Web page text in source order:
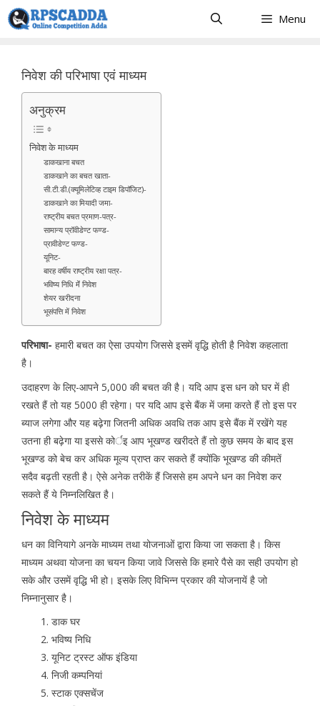
Skip
to
Menu
निवेश की परिभाषा एवं माध्यम
अनुक्रम
निवेश के माध्यम
डाकखाना बचत
डाकखाने का बचत खाता-
सी.टी.डी.(क्यूमिलेटिव्ह टाइम डिपॉजिट)-
डाकखाने का मियादी जमा-
राष्ट्रीय बचत प्रमाण-पत्र-
सामान्य प्रॉवीडेण्ट फण्ड-
प्रावीडेण्ट फण्ड-
यूनिट-
बारह वर्षीय राष्ट्रीय रक्षा पत्र-
भविष्य निधि मेंं निवेश
शेयर खरीदना
भूसंपत्ति में निवेश
परिभाषा- हमारी बचत का ऐसा उपयोग जिससे इसमें वृद्धि होती है निवेश कहलाता
है।
उदाहरण के लिए-आपने 5,000 की बचत की है। यदि आप इस धन को घर में ही
रखते हैं तो यह 5000 ही रहेगा। पर यदि आप इसे बैंक में जमा करते हैं तो इस पर
ब्याज लगेगा और यह बढ़ेगा जितनी अधिक अवधि तक आप इसे बैंक में रखेंगे यह
उतना ही बढ़ेगा या इससे कोर्इ आप भूखण्ड खरीदते हैं तो कुछ समय के बाद इस
भूखण्ड को बेच कर अधिक मूल्य प्राप्त कर सकते हैं क्योंकि भूखण्ड की कीमतें
सदैव बढ़ती रहती है। ऐसे अनेक तरीकें हैं जिससे हम अपने धन का निवेश कर
सकते हैं ये निम्नलिखित है।
निवेश के माध्यम
धन का विनियागे अनके माध्यम तथा योजनाओं द्वारा किया जा सकता है। किस
माध्यम अथवा योजना का चयन किया जावे जिससे कि हमारे पैसे का सही उपयोग हो
सके और उसमें वृद्धि भी हो। इसके लिए विभिन्न प्रकार की योजनायें है जो
निम्नानुसार है।
डाक घर
भविष्य निधि
यूनिट ट्रस्ट ऑफ इंडिया
निजी कम्पनियां
स्टाक एक्सचेंज